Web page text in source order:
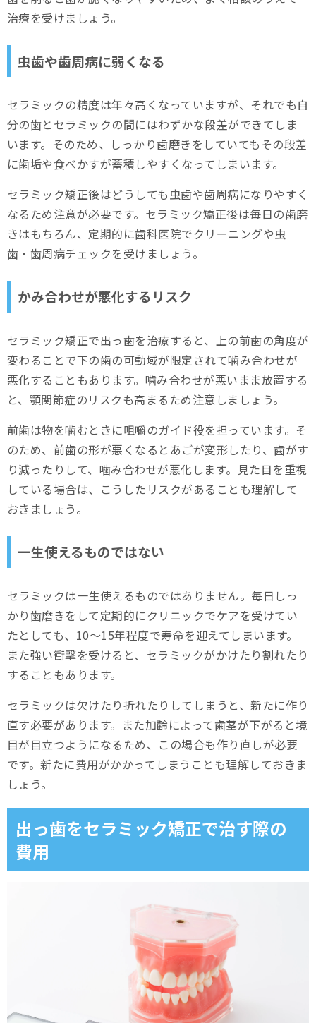
治療を受けましょう。
虫歯や歯周病に弱くなる
セラミックの精度は年々高くなっていますが、それでも自
分の歯とセラミックの間にはわずかな段差ができてしま
います。そのため、しっかり歯磨きをしていてもその段差
に歯垢や食べかすが蓄積しやすくなってしまいます。
セラミック矯正後はどうしても虫歯や歯周病になりやすく
なるため注意が必要です。セラミック矯正後は毎日の歯磨
きはもちろん、定期的に歯科医院でクリーニングや虫
歯・歯周病チェックを受けましょう。
かみ合わせが悪化するリスク
セラミック矯正で出っ歯を治療すると、上の前歯の角度が
変わることで下の歯の可動域が限定されて噛み合わせが
悪化することもあります。噛み合わせが悪いまま放置する
と、顎関節症のリスクも高まるため注意しましょう。
前歯は物を噛むときに咀嚼のガイド役を担っています。そ
のため、前歯の形が悪くなるとあごが変形したり、歯がす
り減ったりして、噛み合わせが悪化します。見た目を重視
している場合は、こうしたリスクがあることも理解して
おきましょう。
一生使えるものではない
セラミックは一生使えるものではありません。毎日しっ
かり歯磨きをして定期的にクリニックでケアを受けてい
たとしても、10～15年程度で寿命を迎えてしまいます。
また強い衝撃を受けると、セラミックがかけたり割れたり
することもあります。
セラミックは欠けたり折れたりしてしまうと、新たに作り
直す必要があります。また加齢によって歯茎が下がると境
目が目立つようになるため、この場合も作り直しが必要
です。新たに費用がかかってしまうことも理解しておきま
しょう。
出っ歯をセラミック矯正で治す際の
費用